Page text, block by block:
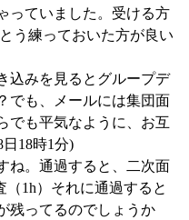
っていました。受ける方
う練っておいた方が良い
込みを見るとグループデ
でも、メールには集団面
でも平気なように、お互
18時1分)
ね。通過すると、二次面
1h）それに通過すると
残ってるのでしょうか